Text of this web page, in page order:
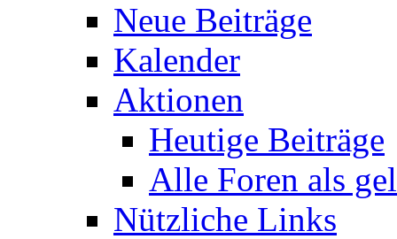
Neue Beiträge
Kalender
Aktionen
Heutige Beiträge
Alle Foren als
Nützliche Links